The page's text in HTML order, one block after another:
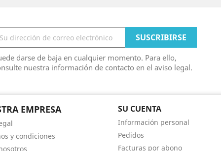
darse de baja en cualquier momento. Para ello,
nuestra información de contacto en el aviso legal.
EMPRESA
y condiciones
SU CUENTA
Información personal
Pedidos
Facturas por abono